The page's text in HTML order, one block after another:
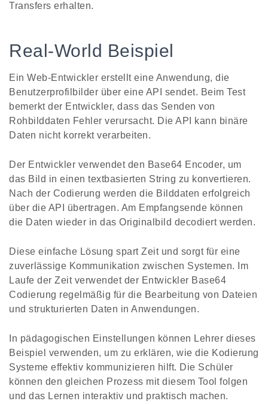
Transfers erhalten.
Real-World Beispiel
Ein Web-Entwickler erstellt eine Anwendung, die
Benutzerprofilbilder über eine API sendet. Beim Test
bemerkt der Entwickler, dass das Senden von
Rohbilddaten Fehler verursacht. Die API kann binäre
Daten nicht korrekt verarbeiten.
Der Entwickler verwendet den Base64 Encoder, um
das Bild in einen textbasierten String zu konvertieren.
Nach der Codierung werden die Bilddaten erfolgreich
über die API übertragen. Am Empfangsende können
die Daten wieder in das Originalbild decodiert werden.
Diese einfache Lösung spart Zeit und sorgt für eine
zuverlässige Kommunikation zwischen Systemen. Im
Laufe der Zeit verwendet der Entwickler Base64
Codierung regelmäßig für die Bearbeitung von Dateien
und strukturierten Daten in Anwendungen.
In pädagogischen Einstellungen können Lehrer dieses
Beispiel verwenden, um zu erklären, wie die Kodierung
Systeme effektiv kommunizieren hilft. Die Schüler
können den gleichen Prozess mit diesem Tool folgen
und das Lernen interaktiv und praktisch machen.